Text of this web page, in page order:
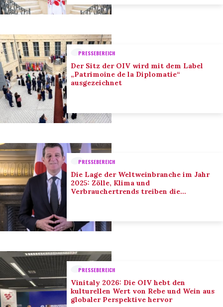
PRESSEBEREICH
Der Sitz der OIV wird mit dem Label
„Patrimoine de la Diplomatie“
ausgezeichnet
PRESSEBEREICH
Die Lage der Weltweinbranche im Jahr
2025: Zölle, Klima und
Verbrauchertrends treiben die
PRESSEBEREICH
Vinitaly 2026: Die OIV hebt den
kulturellen Wert von Rebe und Wein aus
globaler Perspektive hervor